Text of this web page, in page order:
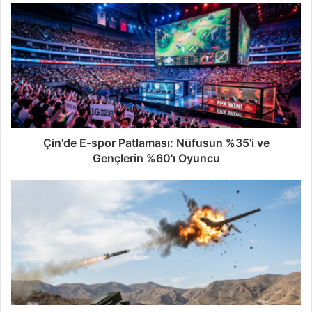
Çin'de E-spor Patlaması: Nüfusun %35'i ve
Gençlerin %60'ı Oyuncu